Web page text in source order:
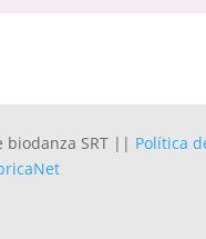
biodanza SRT || Política